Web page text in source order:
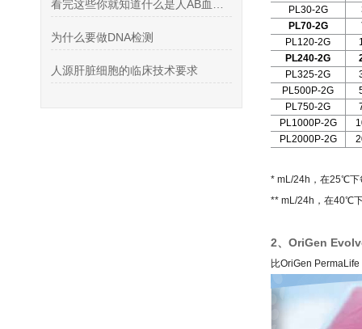
为什么要做DNA检测
人源肝脏细胞的临床技术要求
PL30-2G
PL70-2G
PL120-2G
PL240-2G
PL325-2G
PL500P-2G
PL750-2G
PL1000P-2G
PL2000P-2G
* mL/24h，在25℃下
** mL/24h，在40℃
2、OriGen
比OriGen